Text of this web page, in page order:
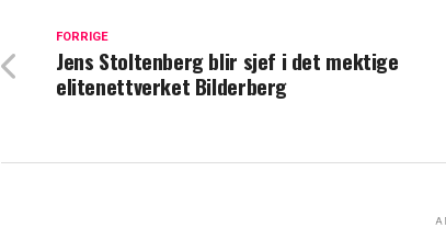
FORRIGE
Jens Stoltenberg blir sjef i det mektige
elitenettverket Bilderberg